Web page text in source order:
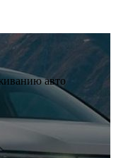
авто